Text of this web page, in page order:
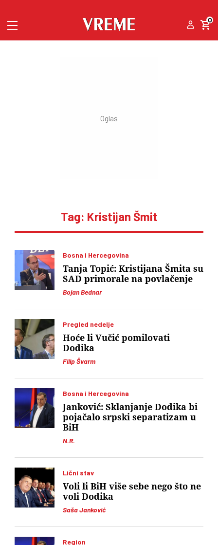
0
Tag: Kristijan Šmit
Bosna i Hercegovina
Bojan Bednar
Tanja Topić: Kristijana Šmita su
SAD primorale na povlačenje
Pregled nedelje
Filip Švarm
Hoće li Vučić pomilovati
Dodika
Bosna i Hercegovina
N.R.
Janković: Sklanjanje Dodika bi
pojačalo srpski separatizam u
BiH
Lični stav
Saša Janković
Voli li BiH više sebe nego što ne
voli Dodika
Region